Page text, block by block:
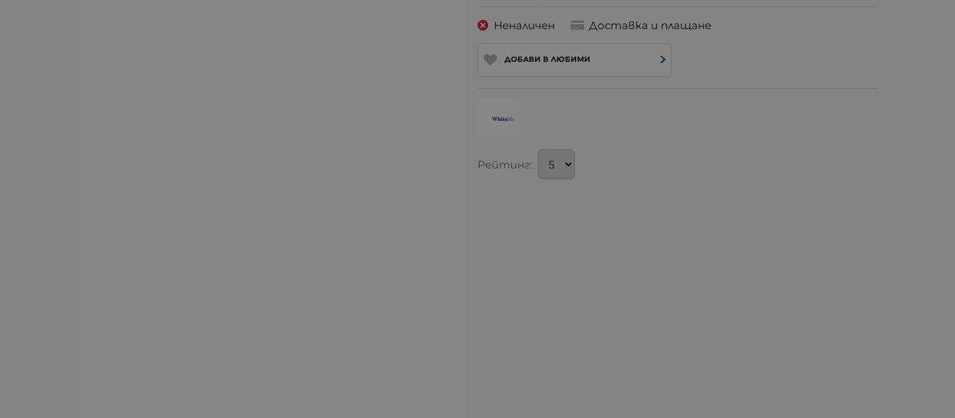
Неналичен Доставка и плащане
ДОБАВИ В ЛЮБИМИ
Рейтинг: